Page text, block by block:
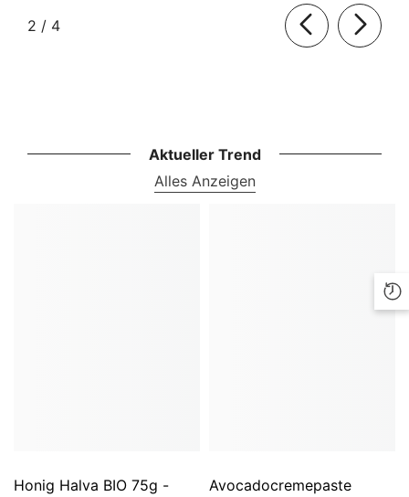
2 / von
4
Aktueller Trend
Alles Anzeigen
Honig Halva BIO 75g -
Avocadocremepaste